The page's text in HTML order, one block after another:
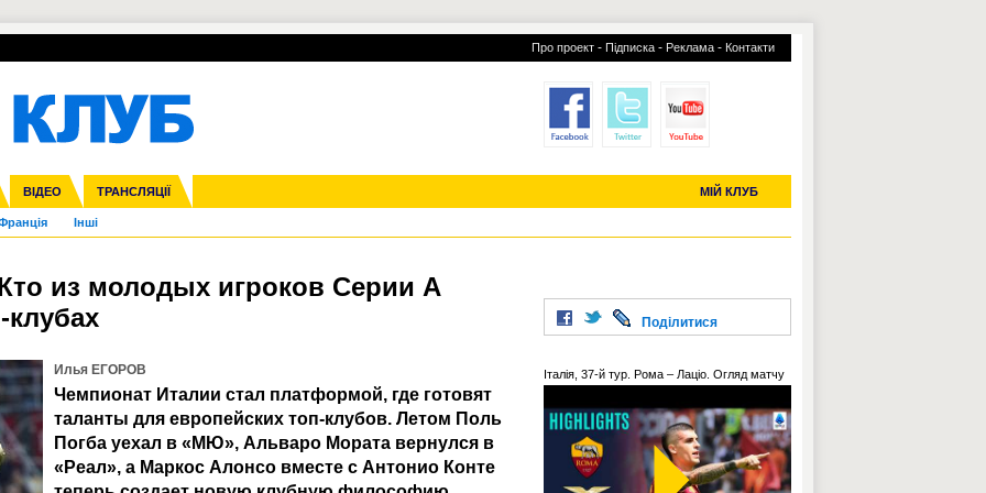
Про проект - Підписка - Реклама - Контакти
ВІДЕО ТРАНСЛЯЦІЇ МІЙ КЛУБ
ліга Кубок України Молодіжка
Ліга націй Ліга конференцій
Інші
ЧЄ-2015 (U-21)
УПЛ-ПЕРЕХОДИ УСІ ТРАНСФЕРИ
из молодых игроков Серии А
клубах
Илья ЕГОРОВ
Чемпионат Италии стал платформой, где готовят
таланты для европейских топ-клубов. Летом Поль
Погба уехал в «МЮ», Альваро Мората вернулся в
«Реал», а Маркос Алонсо вместе с Антонио Конте
Поділитися
Італія, 37-й тур. Рома – Лаціо. Огляд матчу